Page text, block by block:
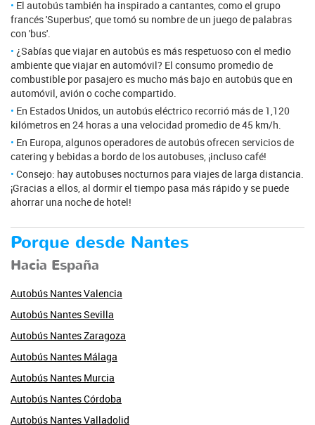
El autobús también ha inspirado a cantantes, como el grupo
francés 'Superbus', que tomó su nombre de un juego de palabras
con 'bus'.
¿Sabías que viajar en autobús es más respetuoso con el medio
ambiente que viajar en automóvil? El consumo promedio de
combustible por pasajero es mucho más bajo en autobús que en
automóvil, avión o coche compartido.
En Estados Unidos, un autobús eléctrico recorrió más de 1,120
kilómetros en 24 horas a una velocidad promedio de 45 km/h.
En Europa, algunos operadores de autobús ofrecen servicios de
catering y bebidas a bordo de los autobuses, ¡incluso café!
Consejo: hay autobuses nocturnos para viajes de larga distancia.
¡Gracias a ellos, al dormir el tiempo pasa más rápido y se puede
ahorrar una noche de hotel!
Porque desde Nantes
Hacia España
Autobús Nantes Valencia
Autobús Nantes Sevilla
Autobús Nantes Zaragoza
Autobús Nantes Málaga
Autobús Nantes Murcia
Autobús Nantes Córdoba
Autobús Nantes Valladolid